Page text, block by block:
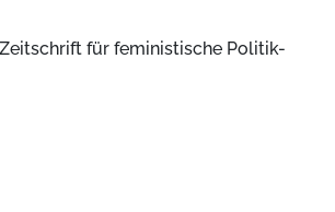
für feministische Politik-